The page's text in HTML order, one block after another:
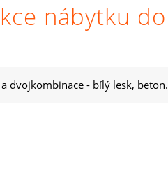
nábytku do
dvojkombinace - bílý lesk, beton.